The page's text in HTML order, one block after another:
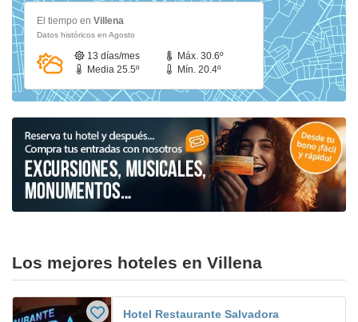
El tiempo en Villena
Datos históricos en Agosto
13 días/mes
Máx. 30.6º
Media 25.5º
Mín. 20.4º
Los mejores hoteles en Villena
Hotel Restaurante Salvadora